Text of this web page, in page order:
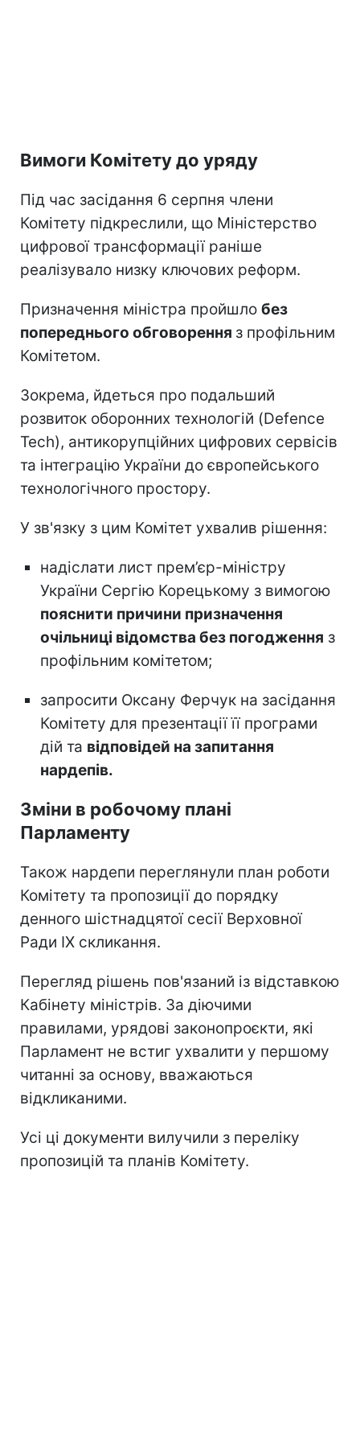
Вимоги Комітету до уряду
Під час засідання 6 серпня члени
Комітету підкреслили, що Міністерство
цифрової трансформації раніше
реалізувало низку ключових реформ.
Призначення міністра пройшло без
попереднього обговорення з профільним
Комітетом.
Зокрема, йдеться про подальший
розвиток оборонних технологій (Defence
Tech), антикорупційних цифрових сервісів
та інтеграцію України до європейського
технологічного простору.
У зв'язку з цим Комітет ухвалив рішення:
надіслати лист прем’єр-міністру
України Сергію Корецькому з вимогою
пояснити причини призначення
очільниці відомства без погодження з
профільним комітетом;
запросити Оксану Ферчук на засідання
Комітету для презентації її програми
дій та відповідей на запитання
нардепів.
Зміни в робочому плані
Парламенту
Також нардепи переглянули план роботи
Комітету та пропозиції до порядку
денного шістнадцятої сесії Верховної
Ради IX скликання.
Перегляд рішень пов'язаний із відставкою
Кабінету міністрів. За діючими
правилами, урядові законопроєкти, які
Парламент не встиг ухвалити у першому
читанні за основу, вважаються
відкликаними.
Усі ці документи вилучили з переліку
пропозицій та планів Комітету.